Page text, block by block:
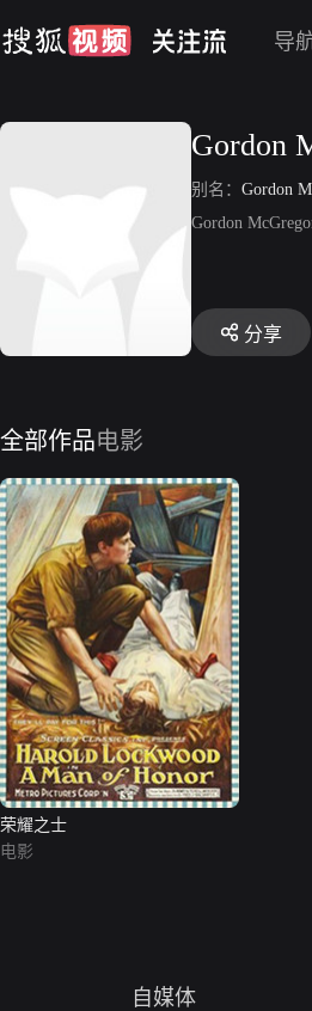
导
Gordon
别名： Gordon
Gordon
分享
全部作品电影
荣耀之士
电影
自媒体